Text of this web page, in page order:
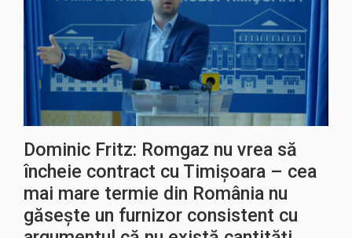
Dominic Fritz: Romgaz nu vrea să
încheie contract cu Timișoara – cea
mai mare termie din România nu
găseşte un furnizor consistent cu